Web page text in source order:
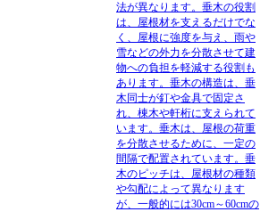
法が異なります。垂木の役割
は、屋根材を支えるだけでな
く、屋根に強度を与え、雨や
雪などの外力を分散させて建
物への負担を軽減する役割も
あります。垂木の構造は、垂
木同士が釘や金具で固定さ
れ、棟木や軒桁に支えられて
います。垂木は、屋根の荷重
を分散させるために、一定の
間隔で配置されています。垂
木のピッチは、屋根材の種類
や勾配によって異なります
が、一般的には30cm～60cmの